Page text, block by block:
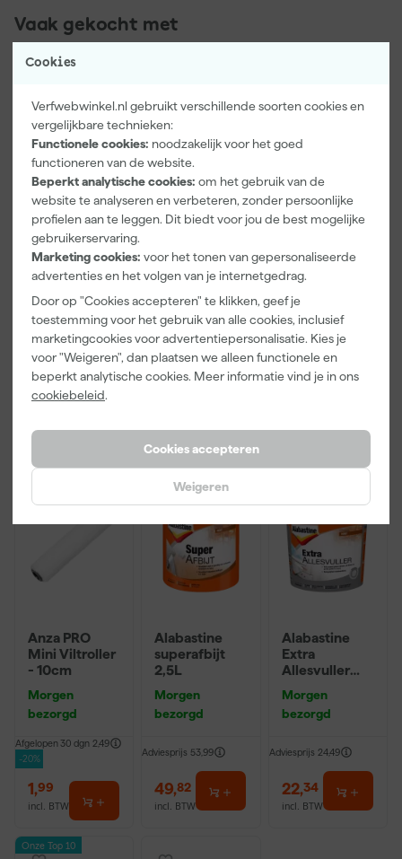
Cookies
Verfwebwinkel.nl gebruikt verschillende soorten cookies en
vergelijkbare technieken:
Functionele cookies: noodzakelijk voor het goed
functioneren van de website.
Beperkt analytische cookies: om het gebruik van de
website te analyseren en verbeteren, zonder persoonlijke
profielen aan te leggen. Dit biedt voor jou de best mogelijke
gebruikerservaring.
Marketing cookies: voor het tonen van gepersonaliseerde
advertenties en het volgen van je internetgedrag.
Door op "Cookies accepteren" te klikken, geef je
toestemming voor het gebruik van alle cookies, inclusief
marketingcookies voor advertentiepersonalisatie. Kies je
voor "Weigeren", dan plaatsen we alleen functionele en
beperkt analytische cookies. Meer informatie vind je in ons
cookiebeleid.
Cookies accepteren
Weigeren
Vaak gekocht met
Onze Top 10
Kip Tape
3308-24
Washi Tec
Schilderstape
Gold - 24mm
x 50m
Morgen
bezorgd
6,50
DELTA/9 P120
GR/10
Schuurpapier
- Granat (10st)
Morgen
bezorgd
Voordeel
blokwitter -
3x12cm
Morgen
bezorgd
Afgelopen 30 dgn
Anza PRO
Mini Viltroller
- 10cm
Morgen
bezorgd
Afgelopen 30 dgn 2,49
-20%
1,99
incl. BTW
Alabastine
superafbijt
2,5L
Morgen
bezorgd
Adviesprijs 53,99
49,82
incl. BTW
Alabastine
Extra
Allesvuller
Wit - 500ml
Morgen
bezorgd
Adviesprijs 24,49
22,34
incl. BTW
Onze Top 10